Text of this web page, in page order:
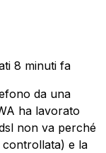
8 minuti fa
da una
ha lavorato
non va perché
e la